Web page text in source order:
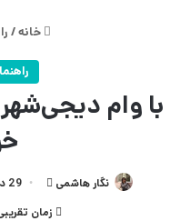
خانه/
با وام
نگار هاشمی
ارسال
به
29 دسامبر, 2025
زمان تقریبی